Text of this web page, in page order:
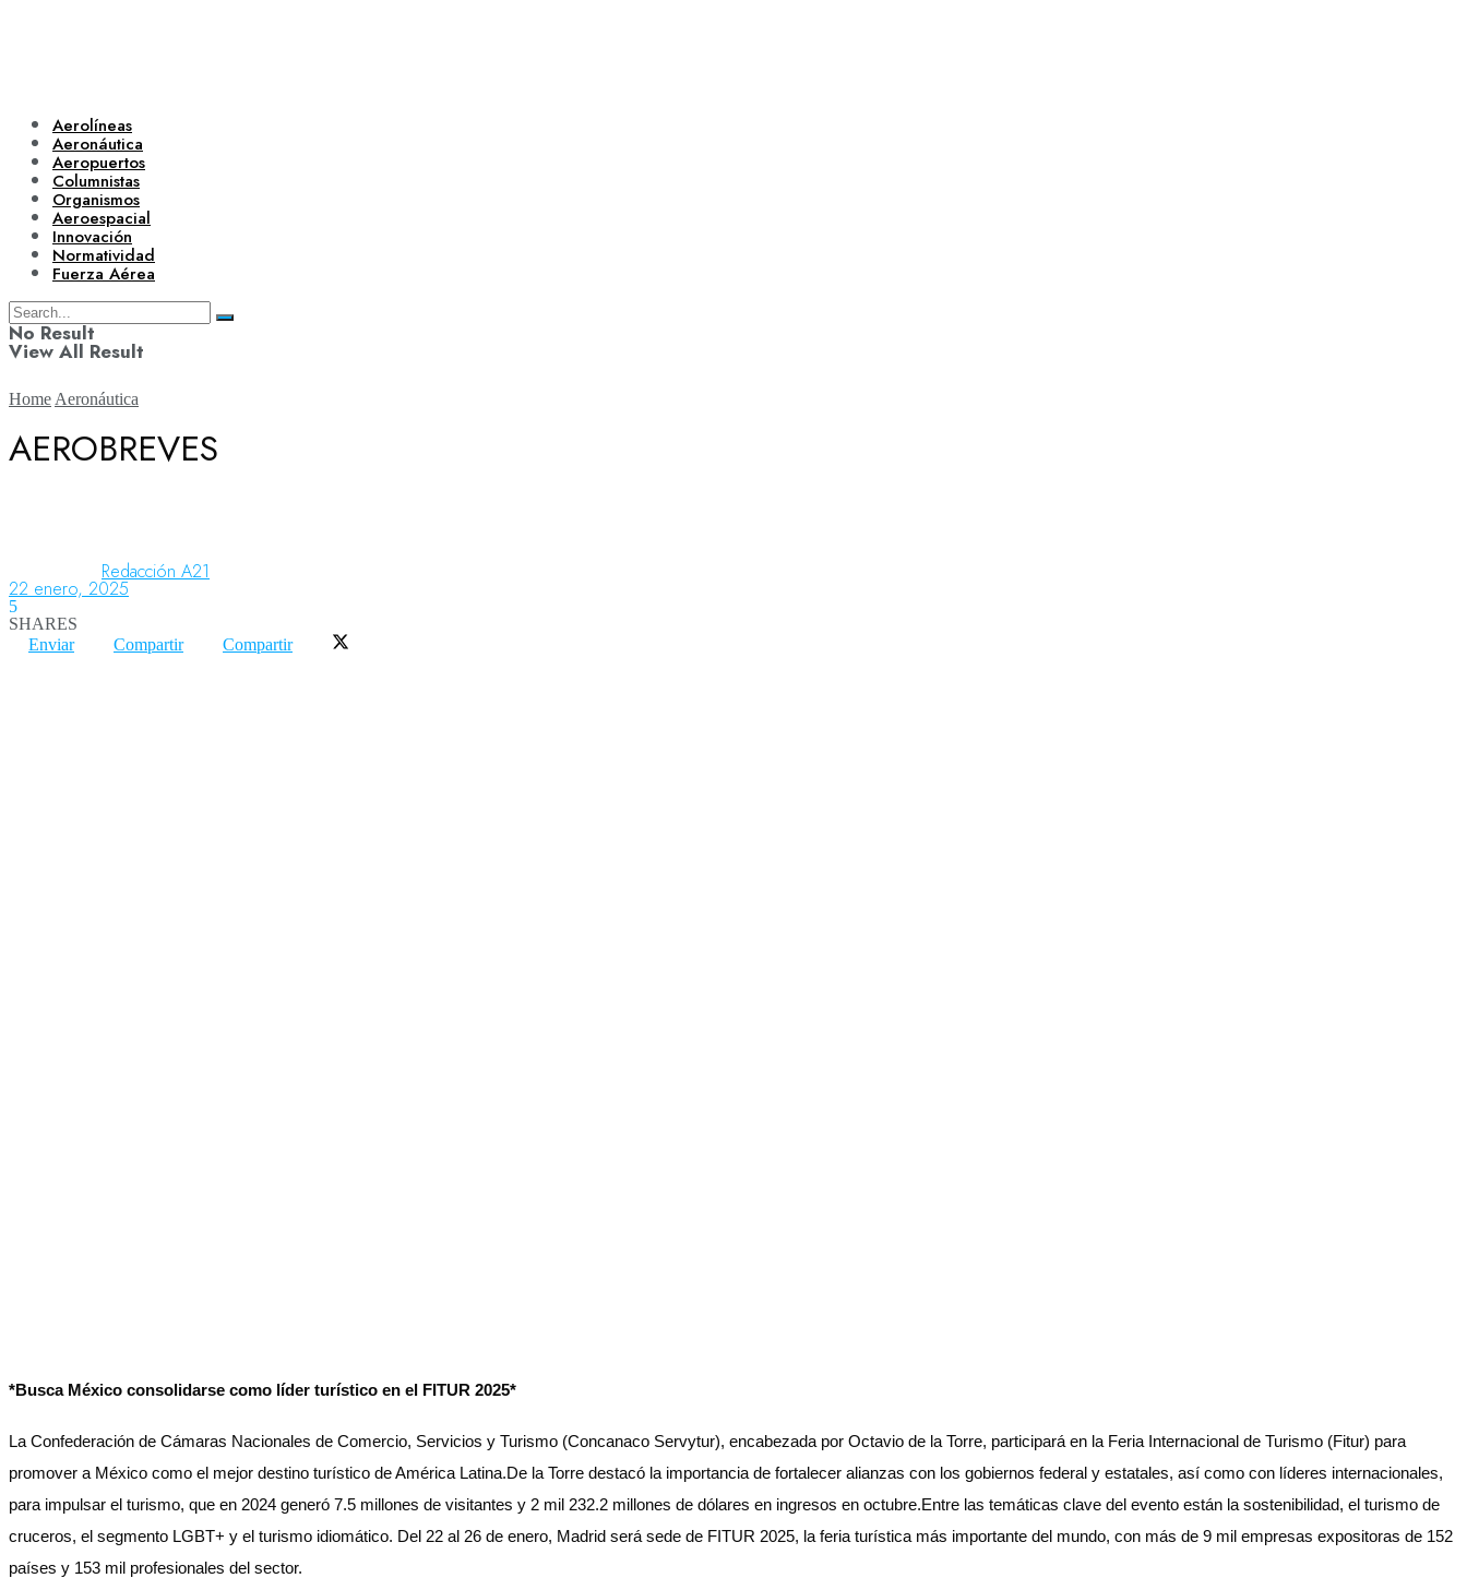
Aerolíneas
Aeronáutica
Aeropuertos
Columnistas
Organismos
Aeroespacial
Innovación
Normatividad
Fuerza Aérea
No Result
View All Result
Aeronáutica
Aeropuertos
Home Aeronáutica
AEROBREVES
Redacción A21
22 enero, 2025
5
SHARES
Enviar
Compartir Compartir
*Busca México consolidarse como líder turístico en el FITUR 2025*
La Confederación de Cámaras Nacionales de Comercio, Servicios y Turismo (Concanaco Servytur), encabezada por Octavio de la Torre, participará en la Feria Internacional de Turismo (Fitur) para
promover a México como el mejor destino turístico de América Latina.De la Torre destacó la importancia de fortalecer alianzas con los gobiernos federal y estatales, así como con líderes internacionales,
para impulsar el turismo, que en 2024 generó 7.5 millones de visitantes y 2 mil 232.2 millones de dólares en ingresos en octubre.Entre las temáticas clave del evento están la sostenibilidad, el turismo de
cruceros, el segmento LGBT+ y el turismo idiomático. Del 22 al 26 de enero, Madrid será sede de FITUR 2025, la feria turística más importante del mundo, con más de 9 mil empresas expositoras de 152
países y 153 mil profesionales del sector.